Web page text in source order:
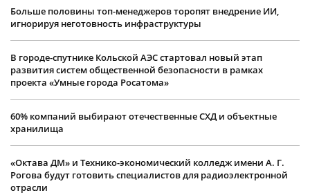
Больше половины топ-менеджеров торопят внедрение ИИ,
игнорируя неготовность инфраструктуры
В городе-спутнике Кольской АЭС стартовал новый этап
развития систем общественной безопасности в рамках
проекта «Умные города Росатома»
60% компаний выбирают отечественные СХД и объектные
хранилища
«Октава ДМ» и Технико-экономический колледж имени А. Г.
Рогова будут готовить специалистов для радиоэлектронной
отрасли